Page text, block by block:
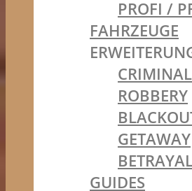
PROFI /
FAHRZEUGE
ROBBERY
GETAWAY
GUIDES